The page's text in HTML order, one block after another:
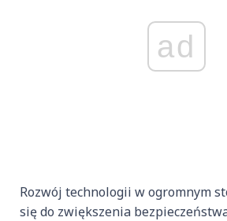
ad
Rozwój technologii w ogromnym
się do zwiększenia